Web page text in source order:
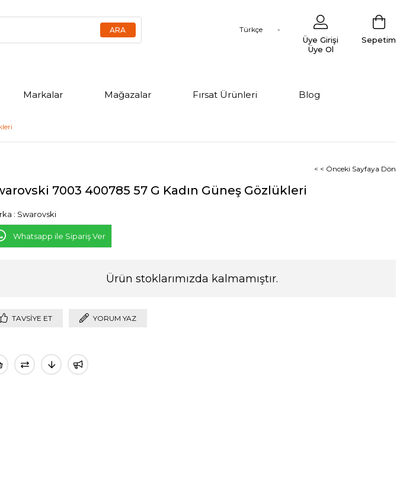
Türkçe
Sepetim
Üye Girişi
Üye Ol
Markalar Mağazalar Fırsat Ürünleri Blog
< < Önceki Sayfaya Dön
7003 400785 57 G Kadın Güneş Gözlükleri
: Swarovski
Whatsapp ile Sipariş Ver
Ürün stoklarımızda kalmamıştır.
TAVSIYE ET YORUM YAZ